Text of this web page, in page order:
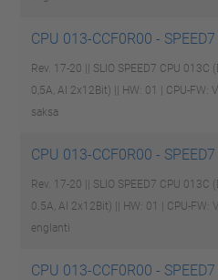
CPU 013-CCF0R00 -
Rev. 17-20 || SLIO SPEED7 CPU 013C
0,5A, AI 2x12Bit) || HW: 01 | CPU-FW:
saksa
CPU 013-CCF0R00 -
Rev. 17-20 || SLIO SPEED7 CPU 013C
0.5A, AI 2x12Bit) || HW: 01 | CPU-FW:
englanti
CPU 013-CCF0R00 -